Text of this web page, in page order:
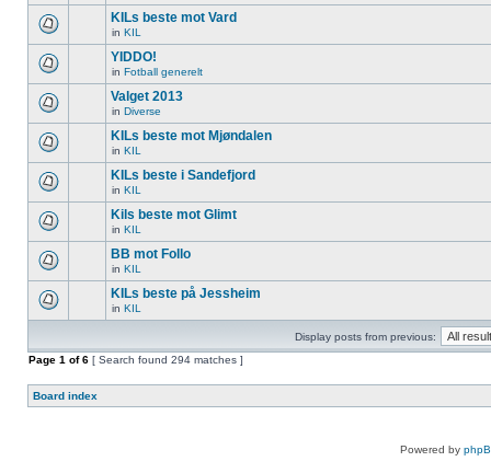
KILs beste mot Vard
in KIL
YIDDO!
in Fotball generelt
Valget 2013
in Diverse
KILs beste mot Mjøndalen
in KIL
KILs beste i Sandefjord
in KIL
Kils beste mot Glimt
in KIL
BB mot Follo
in KIL
KILs beste på Jessheim
in KIL
Display posts from previous:
Page 1 of6 [ Search found 294 matches ]
Board index
Powered by